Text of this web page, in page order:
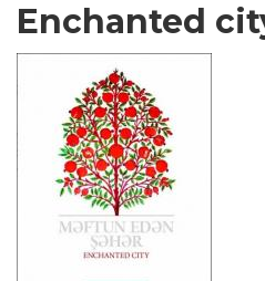
Enchanted